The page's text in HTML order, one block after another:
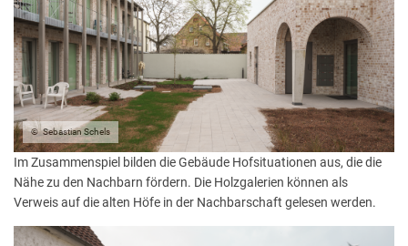
Sebastian Schels
Im Zusammenspiel bilden die Gebäude Hofsituationen aus, die die
Nähe zu den Nachbarn fördern. Die Holzgalerien können als
Verweis auf die alten Höfe in der Nachbarschaft gelesen werden.